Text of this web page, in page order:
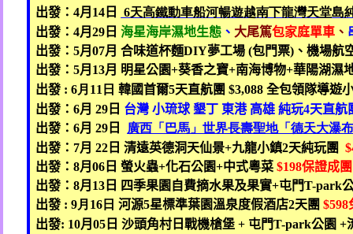
出發：4月 14 日 6天高鐵動車船河暢遊越南下龍灣天堂島
出發：4月29 日海星海岸濕地生態 、 大尾篤包家庭單車 、
出發：5月07月合味道杯麵DIY夢工場 (包門票) 、機場航
出發：5月 13月 明星公園+葵香之寶+南海博物+華陽湖濕
出發 : 6月11 日 韓國首爾5天直航團 $3,088全包領隊導遊
出發：6月 29 日 台灣 小琉球 墾丁 東港 高雄 純玩4天直航
出發：6月 29 日
廣西「巴馬」世界長壽聖地「德天大瀑
出發： 7月 22 日 清遠英德洞天仙景+九龍小鎮2天純玩團
出發：8月06 日 螢火蟲+化石公園+中式粵菜 $198保證成
出發：8月 13 日 四季果園自費摘水果及果實+屯門T-park
出發 : 9月16 日 河源5星標準葉園溫泉度假酒店2天團 $598
出發: 10月05 日沙頭角村日戰機槍堡 + 屯門T-park公園 +